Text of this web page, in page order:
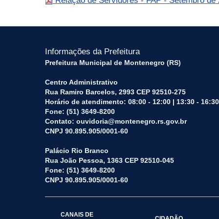
Informações da Prefeitura
Prefeitura Municipal de Montenegro (RS)
Centro Administrativo
Rua Ramiro Barcelos, 2993 CEP 92510-275
Horário de atendimento: 08:00 - 12:00 | 13:30 - 16:30
Fone: (51) 3649-8200
Contato: ouvidoria@montenegro.rs.gov.br
CNPJ 90.895.905/0001-60
Palácio Rio Branco
Rua João Pessoa, 1363 CEP 92510-045
Fone: (51) 3649-8200
CNPJ 90.895.905/0001-60
CANAIS DE